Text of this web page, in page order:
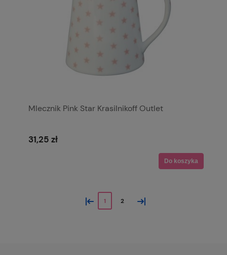
Mlecznik Pink Star Krasilnikoff Outlet
31,25 zł
Do koszyka
« 1 2 »